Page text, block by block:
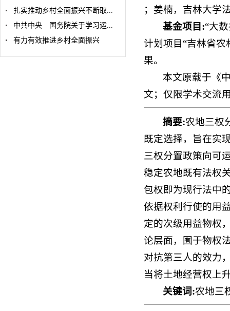
扎实推动乡村全面振兴不断取...
中共中央 国务院关于学习运...
有力有效推进乡村全面振兴
；姜楠，吉林大学
基金项目:“大
计划项目“吉林省农
果。
本文原载于《
文；仅限学术交流
摘要:农地三权
既定选择，旨在实
三权分置政策向可
稳定农地既有法权
包权即为现行法中
依据权利行使的用
定的次级用益物权
论层面，囿于物权
对抗第三人的效力
当将土地经营权上
关键词:农地三